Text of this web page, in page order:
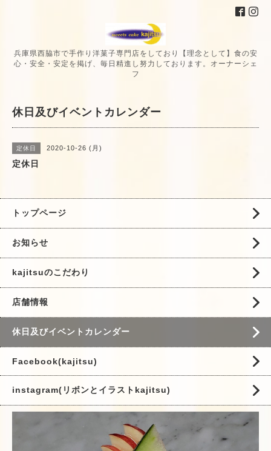
兵庫県西脇市で手作り洋菓子専門店をしており【理念として】食の安
心・安全・安定を掲げ、毎日精進し努力しております。オーナーシェ
フ
休日及びイベントカレンダー
定休日 2020-10-26 (月)
定休日
トップページ
お知らせ
kajitsuのこだわり
店舗情報
休日及びイベントカレンダー
Facebook(kajitsu)
instagram(リボンとイラストkajitsu)